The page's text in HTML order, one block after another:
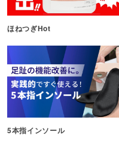
ほねつぎHot
5本指インソール